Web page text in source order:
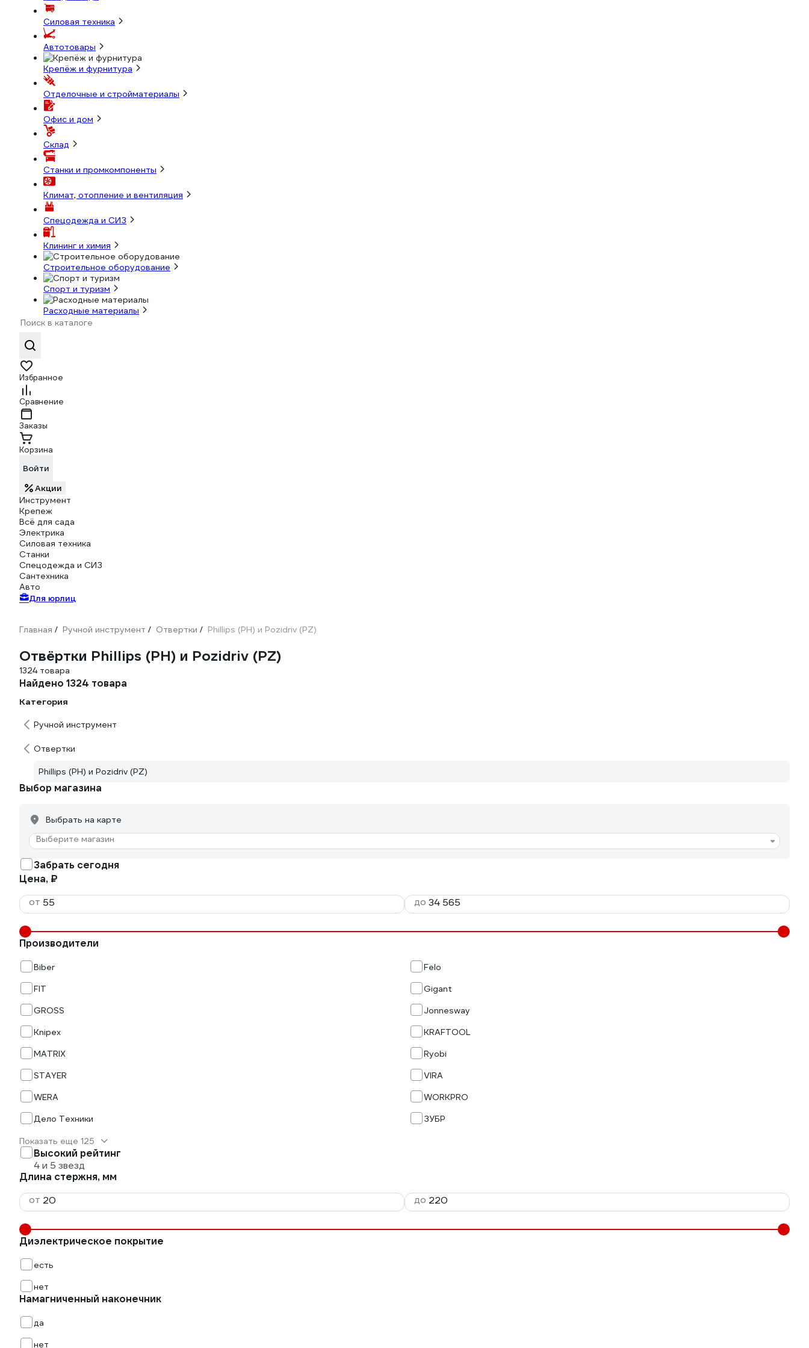
Силовая техника
Автотовары
Крепёж и фурнитура
Отделочные и стройматериалы
Офис и дом
Склад
Станки и промкомпоненты
Климат, отопление и вентиляция
Спецодежда и СИЗ
Клининг и химия
Строительное оборудование
Спорт и туризм
Расходные материалы
Избранное
Сравнение
Заказы
Корзина
Войти
Акции
Инструмент
Крепеж
Всё для сада
Электрика
Силовая техника
Станки
Спецодежда и СИЗ
Сантехника
Авто
Для юрлиц
Главная / Ручной инструмент / Отвертки / Phillips (PH) и Pozidriv (PZ)
Отвёртки Phillips (PH) и Pozidriv (PZ)
1324 товара
Найдено 1324 товара
Категория
Ручной инструмент
Отвертки
Phillips (PH) и Pozidriv (PZ)
Выбор магазина
Выбрать на карте
Выберите магазин
Забрать сегодня
Цена, ₽
от
до
Производители
Biber
Felo
FIT
Gigant
GROSS
Jonnesway
Knipex
KRAFTOOL
MATRIX
Ryobi
STAYER
VIRA
WERA
WORKPRO
Дело Техники
ЗУБР
Показать еще 125
Высокий рейтинг
4 и 5 звезд
Длина стержня, мм
от
до
Диэлектрическое покрытие
есть
нет
Намагниченный наконечник
да
нет